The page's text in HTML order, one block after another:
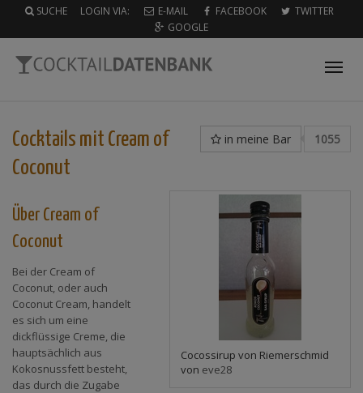
SUCHE LOGIN VIA: E-MAIL FACEBOOK
TWITTER
GOOGLE
in meine Bar 1055
Cocktails mit Cream of
Coconut
Cocossirup von Riemerschmid
von eve28
Über Cream of
Coconut
Bei der Cream of
Coconut, oder auch
Coconut Cream, handelt
es sich um eine
dickflüssige Creme, die
hauptsächlich aus
Kokosnussfett besteht,
das durch die Zugabe